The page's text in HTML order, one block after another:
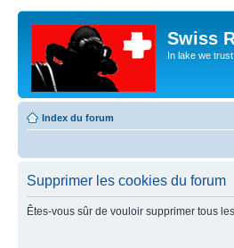
Swiss
In lake we trust
Index du forum
Supprimer les cookies du forum
Êtes-vous sûr de vouloir supprimer tous